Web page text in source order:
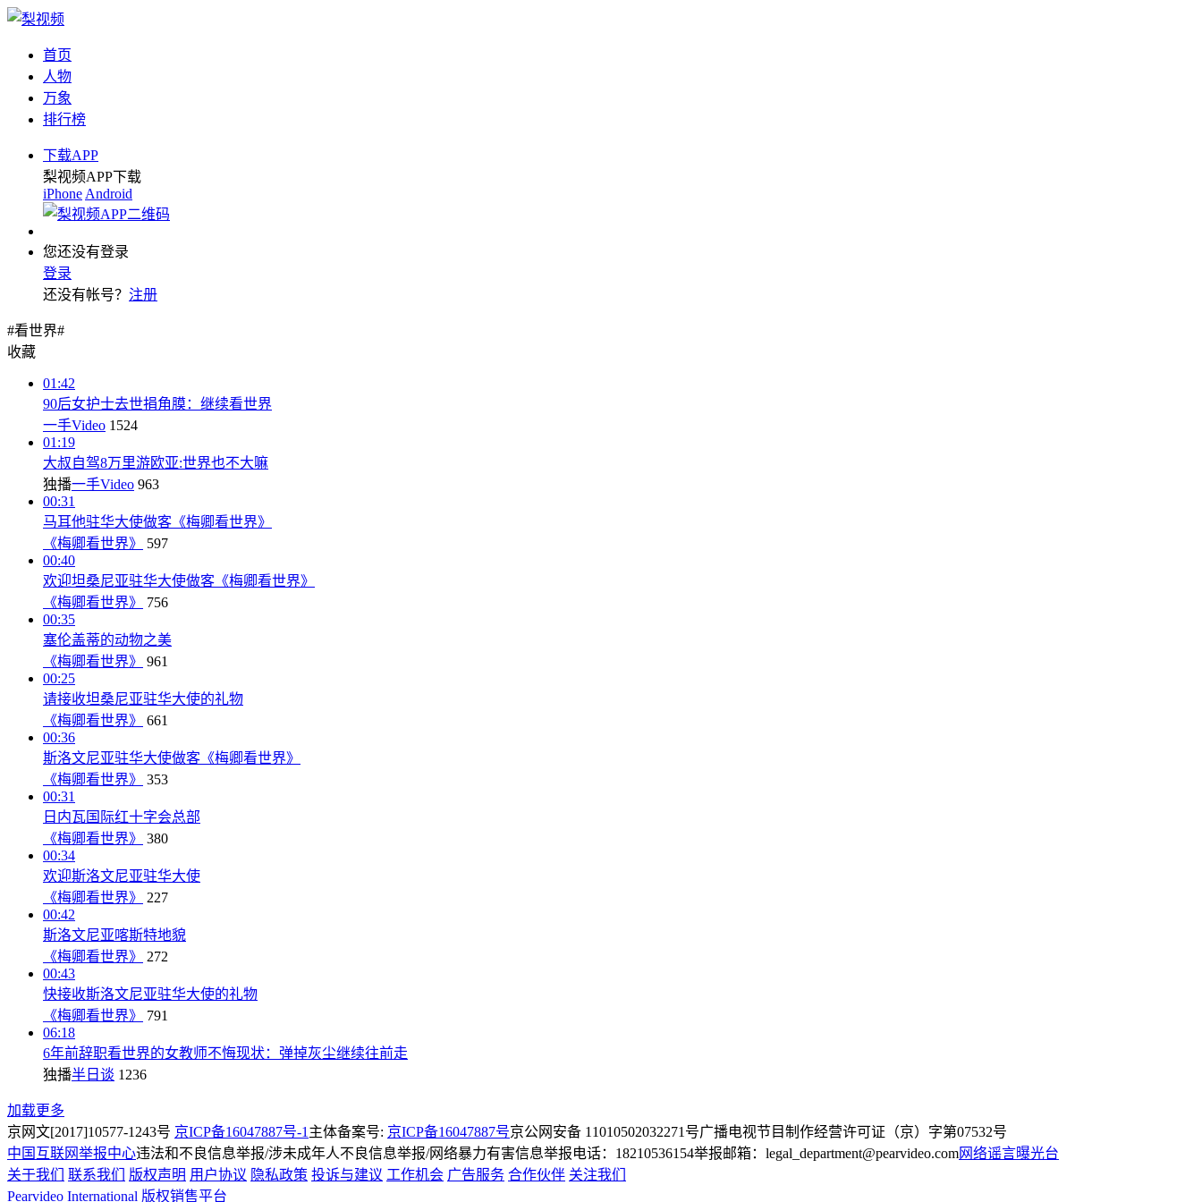
首页
人物
万象
排行榜
下载APP
梨视频APP下载
iPhone Android
您还没有登录
登录
还没有帐号？ 注册
#看世界#
收藏
01:42
90后女护士去世捐角膜：继续看世界
一手Video 1524
01:19
大叔自驾8万里游欧亚:世界也不大嘛
独播一手Video 963
00:31
马耳他驻华大使做客《梅卿看世界》
《梅卿看世界》
597
00:40
欢迎坦桑尼亚驻华大使做客《梅卿看世界》
《梅卿看世界》
756
00:35
塞伦盖蒂的动物之美
《梅卿看世界》
961
00:25
请接收坦桑尼亚驻华大使的礼物
《梅卿看世界》
661
00:36
斯洛文尼亚驻华大使做客《梅卿看世界》
《梅卿看世界》
353
00:31
日内瓦国际红十字会总部
《梅卿看世界》
380
00:34
欢迎斯洛文尼亚驻华大使
《梅卿看世界》
227
00:42
斯洛文尼亚喀斯特地貌
《梅卿看世界》
272
00:43
快接收斯洛文尼亚驻华大使的礼物
《梅卿看世界》
791
06:18
6年前辞职看世界的女教师不悔现状：弹掉灰尘继续往前走
独播半日谈 1236
加载更多
京网文[2017]10577-1243号 京ICP备16047887号-1 主体备案号: 京ICP备16047887号京公网安备 11010502032271号广播电视节目制作经营许可证（京）字第07532号
中国互联网举报中心违法和不良信息举报/涉未成年人不良信息举报/网络暴力有害信息举报电话：18210536154举报邮箱：legal_department@pearvideo.com网络谣言曝光台
关于我们
联系我们 版权声明 用户协议 隐私政策 投诉与建议 工作机会 广告服务 合作伙伴 关注我们
Pearvideo International 版权销售平台